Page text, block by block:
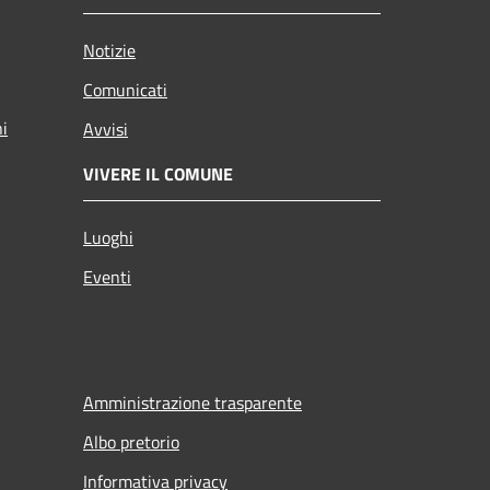
Notizie
Comunicati
Avvisi
VIVERE IL COMUNE
Luoghi
Eventi
Amministrazione trasparente
Albo pretorio
Informativa privacy